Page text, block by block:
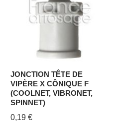
JONCTION TÊTE DE
VIPÈRE X CÔNIQUE F
(COOLNET, VIBRONET,
SPINNET)
0,19€